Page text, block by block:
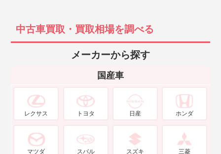
中古車買取・買取相場を調べる
メーカーから探す
国産車
レクサス トヨタ 日産 ホンダ
マツダ スバル スズキ 三菱